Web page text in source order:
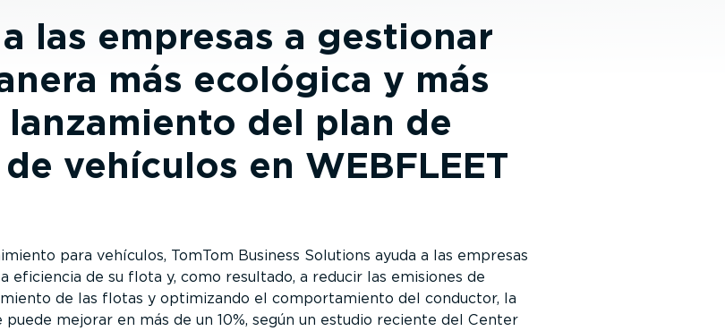
las empresas a gestionar
más ecológica y más
del plan de
vehículos en WEBFLEET
para vehículos, TomTom Business Solutions ayuda a las empresas
eficiencia de su flota y, como resultado, a reducir las emisiones de
de las flotas y optimizando el comportamiento del conductor, la
mejorar en más de un 10%, según un estudio reciente del Center